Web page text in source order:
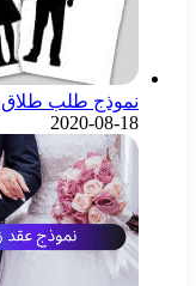
نموذج طلب طلاق
2020-08-18